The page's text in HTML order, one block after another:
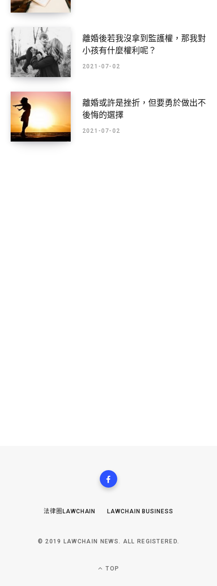
離婚後若我沒拿到監護權，那我對
小孩有什麼權利呢？
2021-07-02
離婚或許是挫折，但要勇於做出不
後悔的選擇
2021-07-02
法律圈LAWCHAIN LAWCHAIN BUSINESS
© 2019 LAWCHAIN NEWS. ALL REGISTERED.
TOP